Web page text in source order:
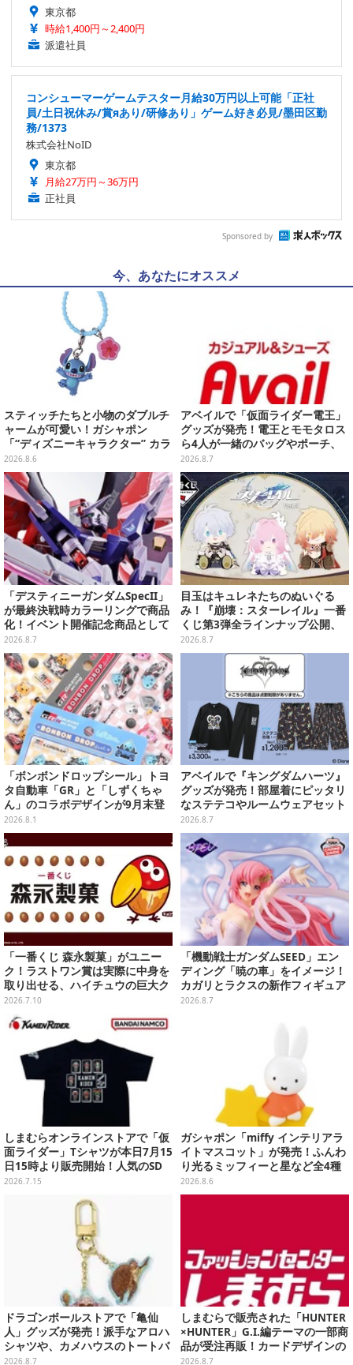
東京都
時給1,400円～2,400円
派遣社員
コンシューマーゲームテスター月給30万円以上可能「正社
員/土日祝休み/賞яあり/研修あり」ゲーム好き必見/墨田区勤
務/1373
株式会社NoID
東京都
月給27万円～36万円
正社員
Sponsored by
今、あなたにオススメ
スティッチたちと小物のダブルチ
ャームが可愛い！ガシャポン
「“ディズニーキャラクター” カラ
フルマルチチャーム」が発売
2026.8.6
アベイルで「仮面ライダー電王」
グッズが発売！電王とモモタロス
ら4人が一緒のバッグやポーチ、
収納ボックスも
2026.8.7
「デスティニーガンダムSpecII」
が最終決戦時カラーリングで商品
化！イベント開催記念商品として
METAL ROBOT魂に新登場
2026.8.7
目玉はキュレネたちのぬいぐる
み！『崩壊：スターレイル』一番
くじ第3弾全ラインナップ公開、
美麗ビジュアルのアクリルボード
など用意
2026.8.7
「ボンボンドロップシール」トヨ
タ自動車「GR」と「しずくちゃ
ん」のコラボデザインが9月末登
場！くま吉らも描かれた全4柄
2026.8.1
アベイルで『キングダムハーツ』
グッズが発売！部屋着にピッタリ
なステテコやルームウェアセット
2026.8.7
「一番くじ 森永製菓」がユニー
ク！ラストワン賞は実際に中身を
取り出せる、ハイチュウの巨大ク
ッション
2026.7.10
「機動戦士ガンダムSEED」エン
ディング「暁の車」をイメージ！
カガリとラクスの新作フィギュア
がプライズに
2026.8.7
しまむらオンラインストアで「仮
面ライダー」Tシャツが本日7月15
日15時より販売開始！人気のSD
プリントの昭和ライダーたち集合
2026.7.15
ガシャポン「miffy インテリアラ
イトマスコット」が発売！ふんわ
り光るミッフィーと星など全4種
ラインナップ
2026.8.6
ドラゴンボールストアで「亀仙
人」グッズが発売！派手なアロハ
シャツや、カメハウスのトートバ
ッグなど夏らしいアイテムがズラ
2026.8.7
しまむらで販売された「HUNTER
×HUNTER」G.I.編テーマの一部商
品が受注再販！カードデザインの
キーホルダーや、キルアたちのセ
2026.8.7